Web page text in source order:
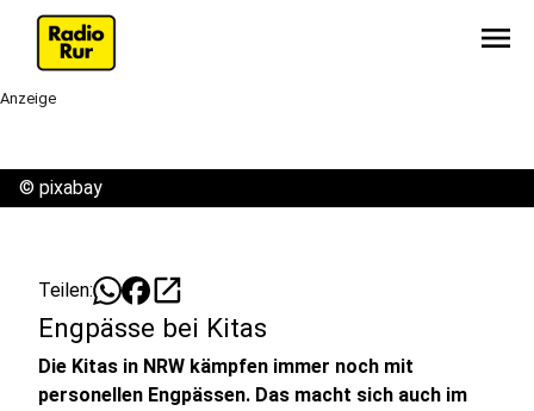
menu
Anzeige
© pixabay
Teilen: open_in_new
Engpässe bei Kitas
Die Kitas in NRW kämpfen immer noch mit
personellen Engpässen. Das macht sich auch im